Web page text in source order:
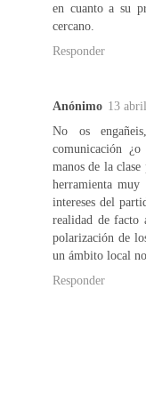
en cuanto a su
cercano.
Responder
Anónimo 13
No os
comunicación
manos de la clase
herramienta muy
intereses del
realidad de facto
polarización de
un ámbito local
Responder